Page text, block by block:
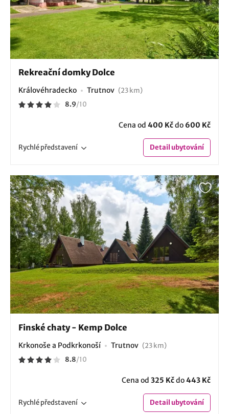
Rekreační domky Dolce
Královéhradecko Trutnov (23 km)
8.9/10
Cena od 400 Kčdo 600 Kč
Rychlépředstavení Detailubytování
Finské chaty - Kemp Dolce
Krkonoše a Podkrkonoší Trutnov (23 km)
8.8/10
Cena od 325 Kčdo443 Kč
Rychlépředstavení Detailubytování